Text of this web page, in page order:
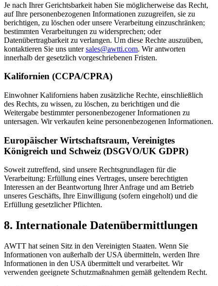
Je nach Ihrer Gerichtsbarkeit haben Sie möglicherweise das Recht,
auf Ihre personenbezogenen Informationen zuzugreifen, sie zu
berichtigen, zu löschen oder unsere Verarbeitung einzuschränken;
bestimmten Verarbeitungen zu widersprechen; oder
Datenübertragbarkeit zu verlangen. Um diese Rechte auszuüben,
kontaktieren Sie uns untersales@awtti.com. Wir antworten
innerhalb der gesetzlich vorgeschriebenen Fristen.
Kalifornien (CCPA/CPRA)
Einwohner Kaliforniens haben zusätzliche Rechte, einschließlich
des Rechts, zu wissen, zu löschen, zu berichtigen und die
Weitergabe bestimmter personenbezogener Informationen zu
untersagen. Wir verkaufen keine personenbezogenen Informationen.
Europäischer Wirtschaftsraum, Vereinigtes
Königreich und Schweiz (DSGVO/UK GDPR)
Soweit zutreffend, sind unsere Rechtsgrundlagen für die
Verarbeitung: Erfüllung eines Vertrages, unsere berechtigten
Interessen an der Beantwortung Ihrer Anfrage und am Betrieb
unseres Geschäfts, Ihre Einwilligung (sofern eingeholt) und die
Erfüllung gesetzlicher Pflichten.
8. Internationale Datenübermittlungen
AWTT hat seinen Sitz in den Vereinigten Staaten. Wenn Sie
Informationen von außerhalb der USA übermitteln, werden Ihre
Informationen in den USA übermittelt und verarbeitet. Wir
verwenden geeignete Schutzmaßnahmen gemäß geltendem Recht.